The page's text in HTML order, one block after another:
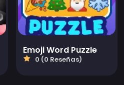
Emoji Word Puzzle
0 (0 Reseñas)